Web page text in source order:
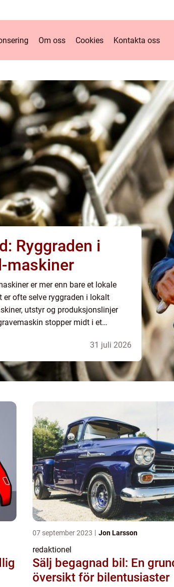
Om oss Cookies Kontakta oss
Ryggraden i
maskiner
er mer enn bare et lokale
er ofte selve ryggraden i lokalt
utstyr og produksjonslinjer
stopper midt i et
31 juli 2026
07 september 2023 Jon Larsson
redaktionel
Sälj begagnad bil: En
översikt för bilentusiaster